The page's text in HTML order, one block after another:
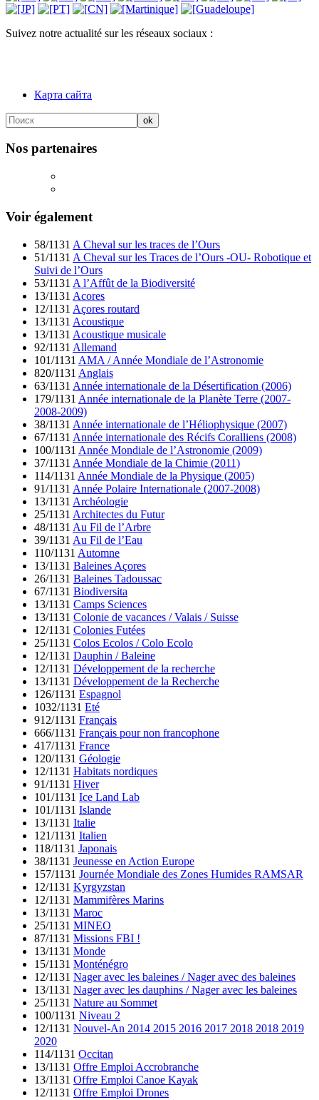
Suivez notre actualité sur les réseaux sociaux :
Карта сайта
Nos partenaires
Voir également
58/1131 A Cheval sur les traces de l’Ours
51/1131 A Cheval sur les Traces de l’Ours -OU- Robotique et
Suivi de l’Ours
53/1131 A l’Affût de la Biodiversité
13/1131 Acores
12/1131 Açores routard
13/1131 Acoustique
13/1131 Acoustique musicale
92/1131 Allemand
101/1131 AMA / Année Mondiale de l’Astronomie
820/1131 Anglais
63/1131 Année internationale de la Désertification (2006)
179/1131 Année internationale de la Planète Terre (2007-
2008-2009)
38/1131 Année internationale de l’Héliophysique (2007)
67/1131 Année internationale des Récifs Coralliens (2008)
100/1131 Année Mondiale de l’Astronomie (2009)
37/1131 Année Mondiale de la Chimie (2011)
114/1131 Année Mondiale de la Physique (2005)
91/1131 Année Polaire Internationale (2007-2008)
13/1131 Archéologie
25/1131 Architectes du Futur
48/1131 Au Fil de l’Arbre
39/1131 Au Fil de l’Eau
110/1131 Automne
13/1131 Baleines Açores
26/1131 Baleines Tadoussac
67/1131 Biodiversita
13/1131 Camps Sciences
13/1131 Colonie de vacances / Valais / Suisse
12/1131 Colonies Futées
25/1131 Colos Ecolos / Colo Ecolo
12/1131 Dauphin / Baleine
12/1131 Développement de la recherche
13/1131 Développement de la Recherche
126/1131 Espagnol
1032/1131 Eté
912/1131 Français
666/1131 Français pour non francophone
417/1131 France
120/1131 Géologie
12/1131 Habitats nordiques
91/1131 Hiver
101/1131 Ice Land Lab
101/1131 Islande
13/1131 Italie
121/1131 Italien
118/1131 Japonais
38/1131 Jeunesse en Action Europe
157/1131 Journée Mondiale des Zones Humides RAMSAR
12/1131 Kyrgyzstan
12/1131 Mammifères Marins
13/1131 Maroc
25/1131 MINEO
87/1131 Missions FBI !
13/1131 Monde
15/1131 Monténégro
12/1131 Nager avec les baleines / Nager avec des baleines
13/1131 Nager avec les dauphins / Nager avec les baleines
25/1131 Nature au Sommet
100/1131 Niveau 2
12/1131 Nouvel-An 2014 2015 2016 2017 2018 2018 2019
2020
114/1131 Occitan
13/1131 Offre Emploi Accrobranche
13/1131 Offre Emploi Canoe Kayak
12/1131 Offre Emploi Drones